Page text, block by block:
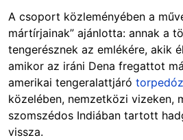
A csoport közleményében a
mártírjainak” ajánlotta: annak a
tengerésznek az emlékére, akik
amikor az iráni Dena fregattot
amerikai tengeralattjáró
közelében, nemzetközi vizeken,
szomszédos Indiában tartott
vissza.